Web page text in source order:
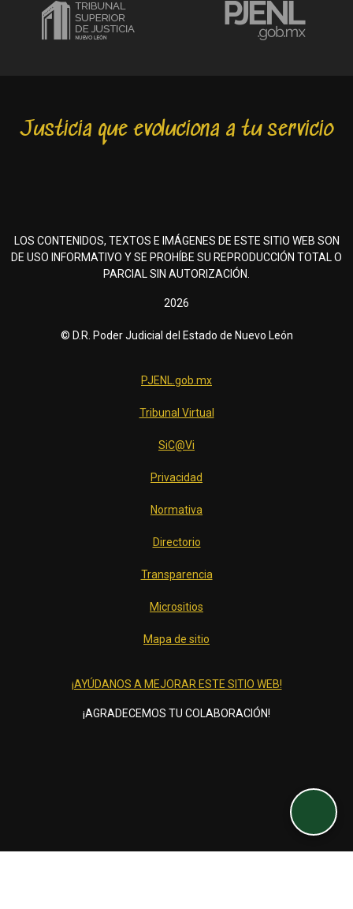
Justicia que evoluciona a tu servicio
LOS CONTENIDOS, TEXTOS E IMÁGENES DE ESTE SITIO WEB SON
DE USO INFORMATIVO Y SE PROHÍBE SU REPRODUCCIÓN TOTAL O
PARCIAL SIN AUTORIZACIÓN.
2026
© D.R. Poder Judicial del Estado de Nuevo León
PJENL.gob.mx
Tribunal Virtual
SiC@Vi
Privacidad
Normativa
Directorio
Transparencia
Micrositios
Mapa de sitio
¡AYÚDANOS A MEJORAR ESTE SITIO WEB!
¡AGRADECEMOS TU COLABORACIÓN!